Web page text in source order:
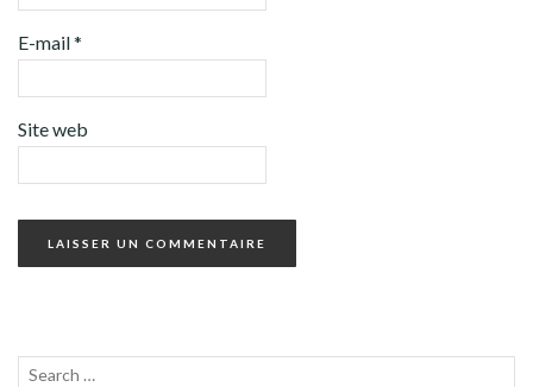
E-mail*
Site web
Recherche